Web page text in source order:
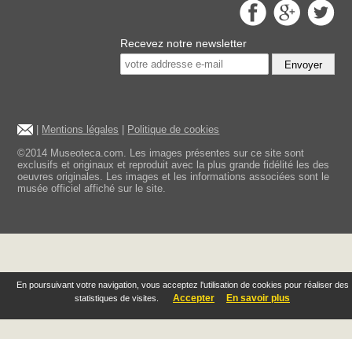
En poursuivant votre navigation, vous acceptez l'utilisation de cookies pour réaliser des
statistiques de visites.
Accepter En savoir plus
Recevez notre newsletter
Envoyer
Mentions légales
Politique de cookies
©2014 Museoteca.com. Les images présentes sur ce site sont
exclusifs et originaux et reproduit avec la plus grande fidélité les des
oeuvres originales. Les images et les informations associées sont le
musée officiel affiché sur le site.